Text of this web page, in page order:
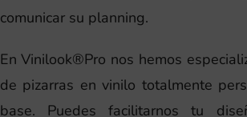
comunicar su planning.
En Vinilook®Pro nos hemos
de pizarras en vinilo totalmente
base. Puedes facilitarnos tu